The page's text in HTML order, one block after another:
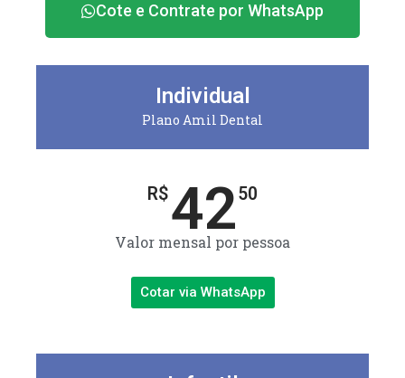
Cote e Contrate por WhatsApp
Individual
Plano Amil Dental
R$4250
Valor mensal por pessoa
Cotar via WhatsApp